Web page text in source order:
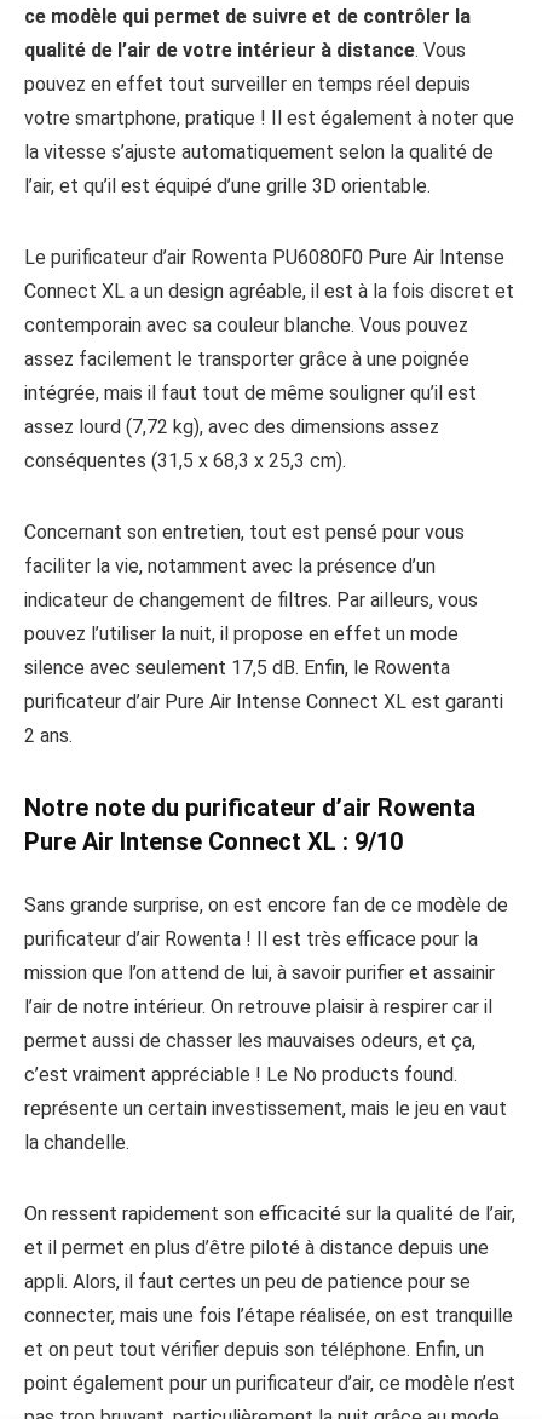
ce modèle qui permet de suivre et de contrôler la
qualité de l’air de votre intérieur à distance. Vous
pouvez en effet tout surveiller en temps réel depuis
votre smartphone, pratique ! Il est également à noter que
la vitesse s’ajuste automatiquement selon la qualité de
l’air, et qu’il est équipé d’une grille 3D orientable.
Le purificateur d’air Rowenta PU6080F0 Pure Air Intense
Connect XL a un design agréable, il est à la fois discret et
contemporain avec sa couleur blanche. Vous pouvez
assez facilement le transporter grâce à une poignée
intégrée, mais il faut tout de même souligner qu’il est
assez lourd (7,72 kg), avec des dimensions assez
conséquentes (31,5 x 68,3 x 25,3 cm).
Concernant son entretien, tout est pensé pour vous
faciliter la vie, notamment avec la présence d’un
indicateur de changement de filtres. Par ailleurs, vous
pouvez l’utiliser la nuit, il propose en effet un mode
silence avec seulement 17,5 dB. Enfin, le Rowenta
purificateur d’air Pure Air Intense Connect XL est garanti
2 ans.
Notre note du purificateur d’air Rowenta
Pure Air Intense Connect XL : 9/10
Sans grande surprise, on est encore fan de ce modèle de
purificateur d’air Rowenta ! Il est très efficace pour la
mission que l’on attend de lui, à savoir purifier et assainir
l’air de notre intérieur. On retrouve plaisir à respirer car il
permet aussi de chasser les mauvaises odeurs, et ça,
c’est vraiment appréciable ! Le No products found.
représente un certain investissement, mais le jeu en vaut
la chandelle.
On ressent rapidement son efficacité sur la qualité de l’air,
et il permet en plus d’être piloté à distance depuis une
appli. Alors, il faut certes un peu de patience pour se
connecter, mais une fois l’étape réalisée, on est tranquille
et on peut tout vérifier depuis son téléphone. Enfin, un
point également pour un purificateur d’air, ce modèle n’est